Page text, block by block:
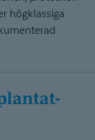
högklassiga